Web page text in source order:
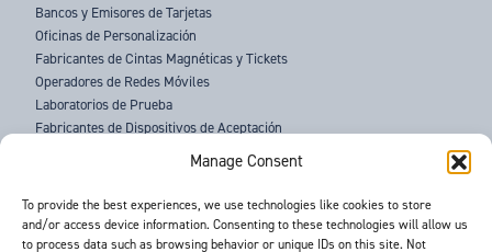
Manage Consent
To provide the best experiences, we use technologies like cookies to store
and/or access device information. Consenting to these technologies will allow us
to process data such as browsing behavior or unique IDs on this site. Not
Bancos y Emisores de Tarjetas
Oficinas de Personalización
Fabricantes de Cintas Magnéticas y Tickets
Operadores de Redes Móviles
Laboratorios de Prueba
Fabricantes de Dispositivos de Aceptación
SOBRE NOSOTROS
SOPORTE